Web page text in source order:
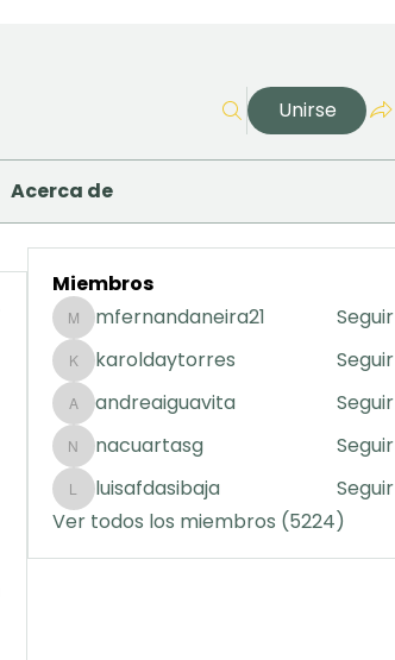
Unirse
Acerca de
Miembros
mfernandaneira21
mfernandaneira21 Seguir
karoldaytorres
karoldaytorres Seguir
andreaiguavita
andreaiguavita Seguir
nacuartasg
nacuartasg Seguir
luisafdasibaja
luisafdasibaja
Seguir
Ver todos los miembros (5224)